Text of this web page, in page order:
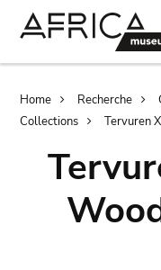
Home Recherche
Collections
Tervuren